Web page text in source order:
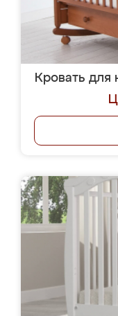
Кровать